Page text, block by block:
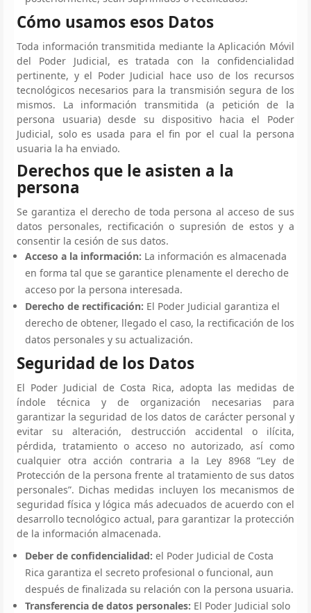
Cómo usamos esos Datos
Toda información transmitida mediante la Aplicación Móvil
del Poder Judicial, es tratada con la confidencialidad
pertinente, y el Poder Judicial hace uso de los recursos
tecnológicos necesarios para la transmisión segura de los
mismos. La información transmitida (a petición de la
persona usuaria) desde su dispositivo hacia el Poder
Judicial, solo es usada para el fin por el cual la persona
usuaria la ha enviado.
Derechos que le asisten a la
persona
Se garantiza el derecho de toda persona al acceso de sus
datos personales, rectificación o supresión de estos y a
consentir la cesión de sus datos.
Acceso a la información: La información es almacenada
en forma tal que se garantice plenamente el derecho de
acceso por la persona interesada.
Derecho de rectificación: El Poder Judicial garantiza el
derecho de obtener, llegado el caso, la rectificación de los
datos personales y su actualización.
Seguridad de los Datos
El Poder Judicial de Costa Rica, adopta las medidas de
índole técnica y de organización necesarias para
garantizar la seguridad de los datos de carácter personal y
evitar su alteración, destrucción accidental o ilícita,
pérdida, tratamiento o acceso no autorizado, así como
cualquier otra acción contraria a la Ley 8968 “Ley de
Protección de la persona frente al tratamiento de sus datos
personales”. Dichas medidas incluyen los mecanismos de
seguridad física y lógica más adecuados de acuerdo con el
desarrollo tecnológico actual, para garantizar la protección
de la información almacenada.
Deber de confidencialidad: el Poder Judicial de Costa
Rica garantiza el secreto profesional o funcional, aun
después de finalizada su relación con la persona usuaria.
Transferencia de datos personales: El Poder Judicial solo